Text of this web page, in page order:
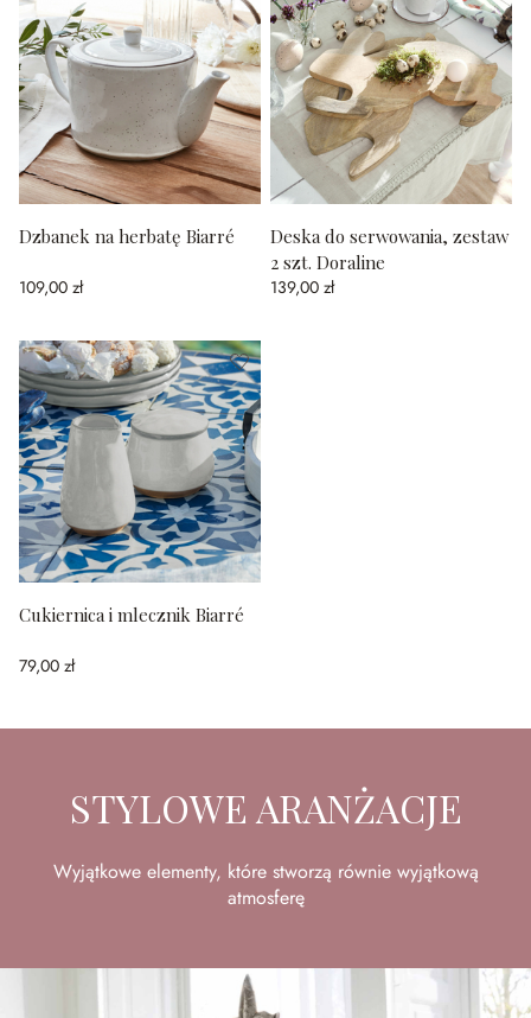
Dzbanek na herbatę Biarré
109,00 zł
Deska do serwowania, zestaw
2 szt. Doraline
139,00 zł
Cukiernica i mlecznik Biarré
79,00 zł
STYLOWE ARANŻACJE
Wyjątkowe elementy, które stworzą równie wyjątkową
atmosferę